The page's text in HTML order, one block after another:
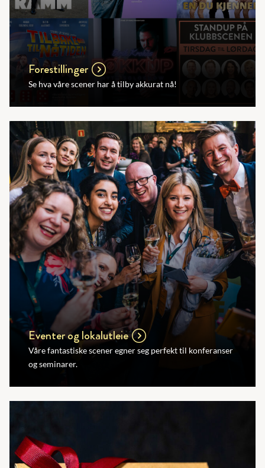
Forestillinger
Se hva våre scener har å tilby akkurat nå!
Eventer og lokalutleie
Våre fantastiske scener egner seg perfekt til konferanser
og seminarer.